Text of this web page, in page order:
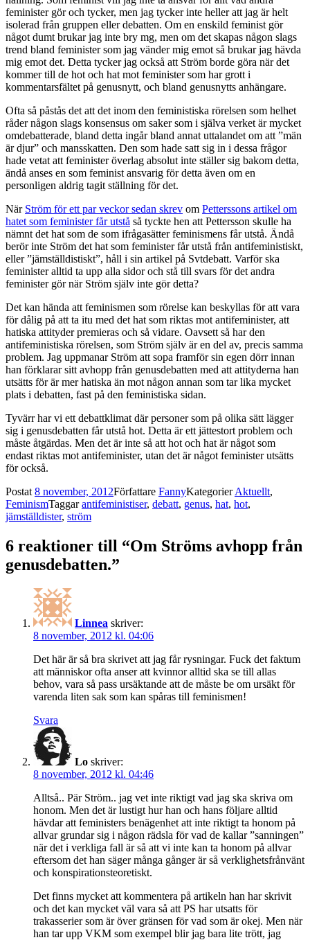
feminister gör och tycker, men jag tycker inte heller att jag är helt
isolerad från gruppen eller debatten. Om en enskild feminist gör
något dumt brukar jag inte bry mg, men om det skapas någon slags
trend bland feminister som jag vänder mig emot så brukar jag hävda
mig emot det. Detta tycker jag också att Ström borde göra när det
kommer till de hot och hat mot feminister som har grott i
kommentarsfältet på genusnytt, och bland genusnytts anhängare.
Ofta så påstås det att det inom den feministiska rörelsen som helhet
råder någon slags konsensus om saker som i själva verket är mycket
omdebatterade, bland detta ingår bland annat uttalandet om att ”män
är djur” och mansskatten. Den som hade satt sig in i dessa frågor
hade vetat att feminister överlag absolut inte ställer sig bakom detta,
ändå anses en som feminist ansvarig för detta även om en
personligen aldrig tagit ställning för det.
När Ström för ett par veckor sedan skrev om Petterssons artikel om
hatet som feminister får utstå så tyckte hen att Pettersson skulle ha
nämnt det hat som de som ifrågasätter feminismens får utstå. Ändå
berör inte Ström det hat som feminister får utstå från antifeministiskt,
eller ”jämställdistiskt”, håll i sin artikel på Svtdebatt. Varför ska
feminister alltid ta upp alla sidor och stå till svars för det andra
feminister gör när Ström själv inte gör detta?
Det kan hända att feminismen som rörelse kan beskyllas för att vara
för dålig på att ta itu med det hat som riktas mot antifeminister, att
hatiska attityder premieras och så vidare. Oavsett så har den
antifeministiska rörelsen, som Ström själv är en del av, precis samma
problem. Jag uppmanar Ström att sopa framför sin egen dörr innan
han förklarar sitt avhopp från genusdebatten med att attityderna han
utsätts för är mer hatiska än mot någon annan som tar lika mycket
plats i debatten, fast på den feministiska sidan.
Tyvärr har vi ett debattklimat där personer som på olika sätt lägger
sig i genusdebatten får utstå hot. Detta är ett jättestort problem och
måste åtgärdas. Men det är inte så att hot och hat är något som
endast riktas mot antifeminister, utan det är något feminister utsätts
för också.
Postat 8 november, 2012Författare FannyKategorierAktuellt,
FeminismTaggarantifeministiser, debatt, genus, hat, hot,
jämställdister, ström
6 reaktioner till “Om Ströms avhopp från
genusdebatten.”
Linnea skriver:
8 november, 2012 kl. 04:06
Det här är så bra skrivet att jag får rysningar. Fuck det faktum
att människor ofta anser att kvinnor alltid ska se till allas
behov, vara så pass ursäktande att de måste be om ursäkt för
varenda liten sak som kan spåras till feminismen!
Svara
Lo skriver:
8 november, 2012 kl. 04:46
Alltså.. Pär Ström.. jag vet inte riktigt vad jag ska skriva om
honom. Men det är lustigt hur han och hans följare alltid
hävdar att feministers benägenhet att inte riktigt ta honom på
allvar grundar sig i någon rädsla för vad de kallar ”sanningen”
när det i verkliga fall är så att vi inte kan ta honom på allvar
eftersom det han säger många gånger är så verklighetsfrånvänt
och konspirationsteoretiskt.
Det finns mycket att kommentera på artikeln han har skrivit
och det kan mycket väl vara så att PS har utsatts för
trakasserier som är över gränsen för vad som är okej. Men när
han tar upp VKM som exempel blir jag bara lite trött, jag